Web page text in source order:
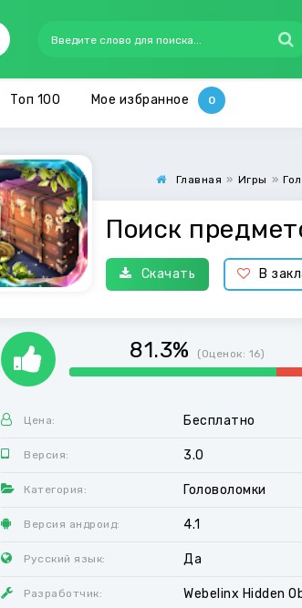
Топ 100 Мое избранное
Главная » Игры »
Поиск
Скачать В
81.3% (Оценок: 16)
Цена: Бесплатно
Версия: 3.0
Категория: Головоломки
Версия андроид: 4.1
Русский язык: Да
Разработчик: Webelinx Hidden